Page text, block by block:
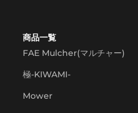
商品一覧
FAE Mulcher(マルチャー)
極-KIWAMI-
Mower